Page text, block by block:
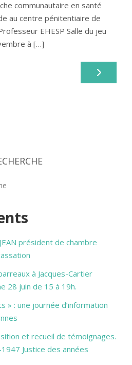
communautaire en santé
au centre pénitentiaire de
EHESP Salle du jeu
à […]
président de chambre
à Jacques-Cartier
28 juin de 15 à 19h.
» : une journée d’information
et recueil de témoignages.
Justice des années